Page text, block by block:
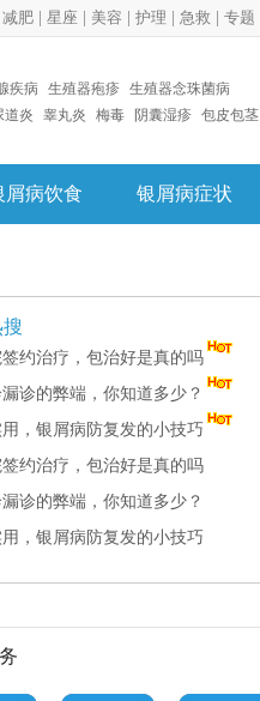
减肥 星座 美容 护理 急救 专题
疾病 生殖器疱疹 生殖器念珠菌病
道炎 睾丸炎 梅毒 阴囊湿疹 包皮包茎
屑病饮食 银屑病症状
签约治疗，包治好是真的吗
诊的弊端，你知道多少？
用，银屑病防复发的小技巧
签约治疗，包治好是真的吗
诊的弊端，你知道多少？
用，银屑病防复发的小技巧